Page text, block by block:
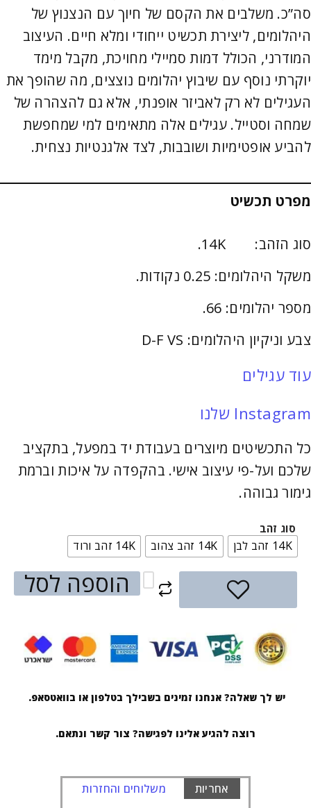
סה”כ. משלבים את הקסם של חיוך עם הנצנוץ של
היהלומים, ליצירת תכשיט ייחודי ומלא חיים. העיצוב
המודרני, הכולל דמות סמיילי מחויכת, מקבל מימד
יוקרתי נוסף עם שיבוץ יהלומים נוצצים, מה שהופך את
העגילים לא רק לאביזר אופנתי, אלא גם להצהרה של
שמחה וסטייל. עגילים אלה מתאימים למי שמחפשת
להביע אופטימיות ושובבות, לצד אלגנטיות נצחית.
מפרט תכשיט
סוג הזהב: 14K.
משקל היהלומים: 0.25 נקודות.
מספר יהלומים: 66.
צבע וניקיון היהלומים: D-F VS
עוד עגילים
Instagram שלנו
כל התכשיטים מיוצרים בעבודת יד במפעל, בתקציב
שלכם ועל-פי עיצוב אישי. בהקפדה על איכות וברמת
גימור גבוהה.
סוג זהב
14K זהב לבן 14K זהב צהוב 14K זהב ורוד
הוספה לסל
יש לך שאלה? אנחנו זמינים בשבילך בטלפון או בוואטסאפ.
רוצה להגיע אלינו לפגישה? צור קשר ונתאם.
אחריות
משלוחים והחזרות